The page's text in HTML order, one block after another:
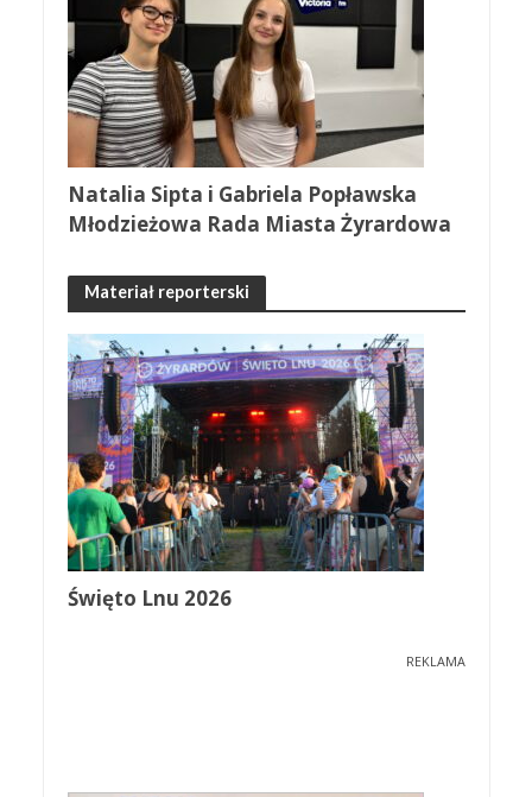
Natalia Sipta i Gabriela Popławska
Młodzieżowa Rada Miasta Żyrardowa
Materiał reporterski
Święto Lnu 2026
REKLAMA